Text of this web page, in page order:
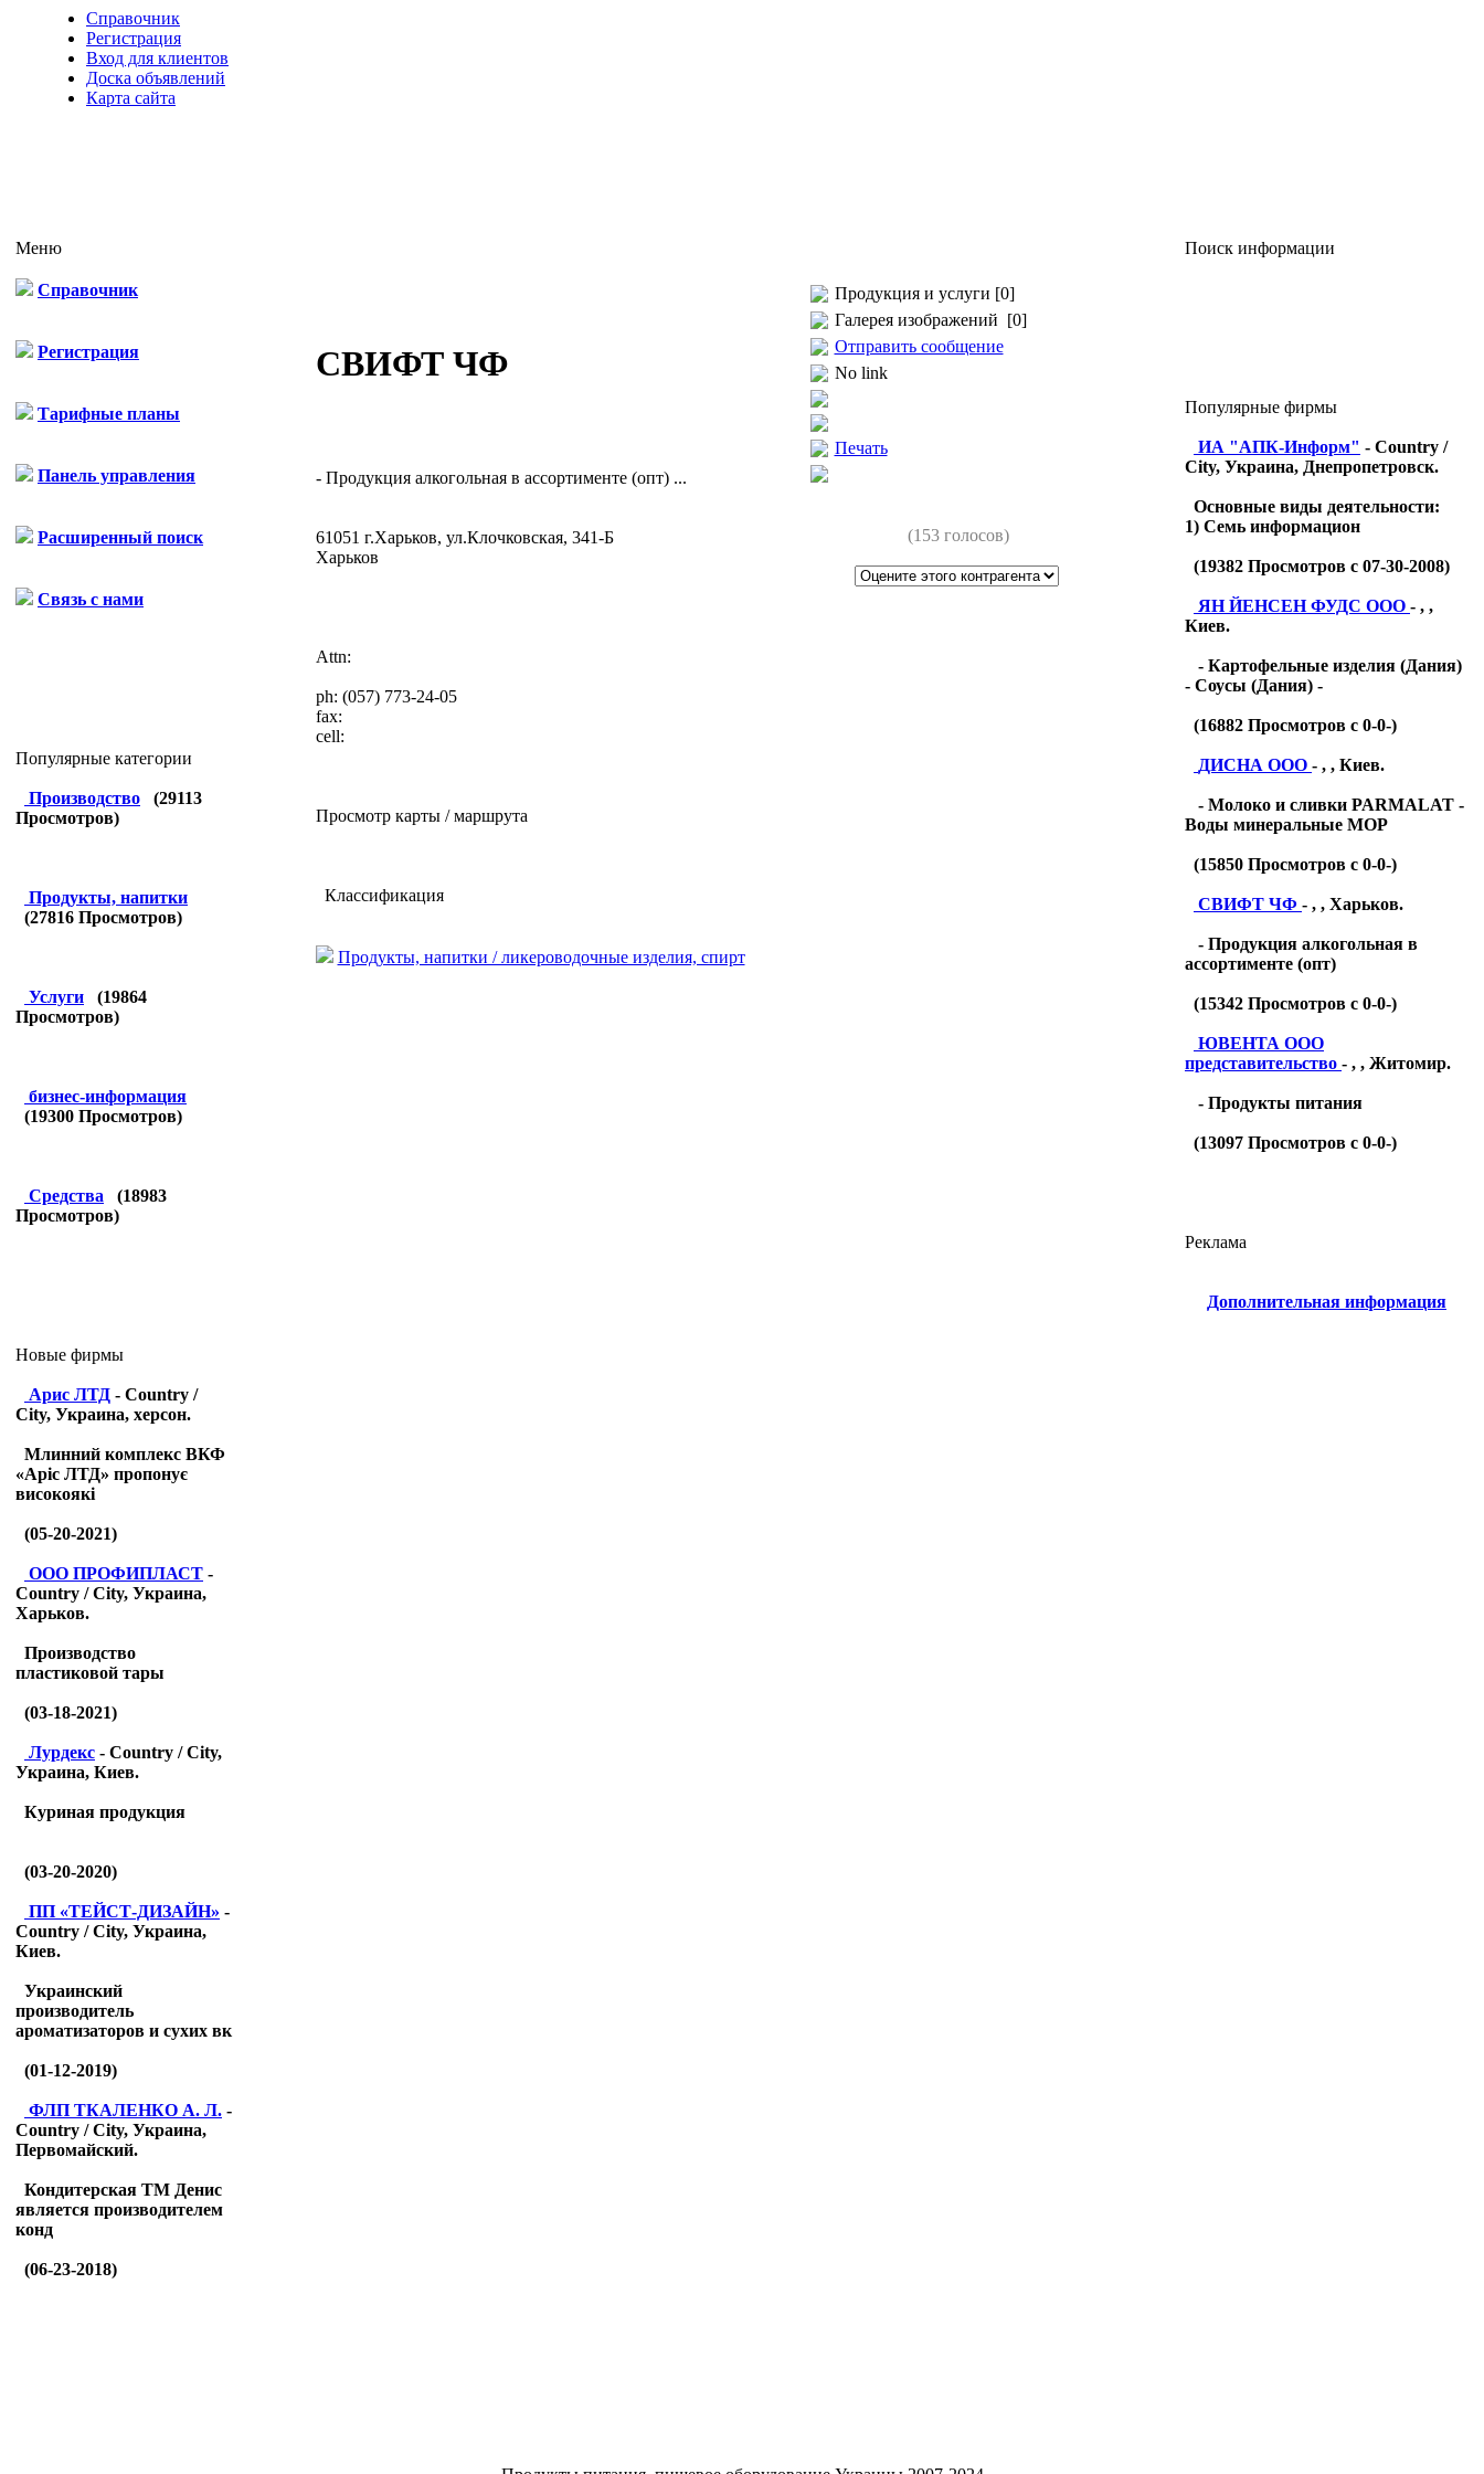
Справочник
Регистрация
Вход для клиентов
Доска объявлений
Карта сайта
Меню
Справочник
Регистрация
Тарифные планы
Панель управления
Расширенный поиск
Связь с нами
Популярные категории
Производство (29113
Просмотров)
Продукты, напитки
(27816 Просмотров)
Услуги (19864
Просмотров)
бизнес-информация
(19300 Просмотров)
Средства (18983
Просмотров)
Новые фирмы
Арис ЛТД - Country /
City, Украина, херсон.
Млинний комплекс ВКФ
«Аріс ЛТД» пропонує
високоякі
(05-20-2021)
ООО ПРОФИПЛАСТ -
Country / City, Украина,
Харьков.
Производство
пластиковой тары
(03-18-2021)
Лурдекс - Country / City,
Украина, Киев.
Куриная продукция
(03-20-2020)
ПП «ТЕЙСТ-ДИЗАЙН» -
Country / City, Украина,
Киев.
Украинский
производитель
ароматизаторов и сухих вк
(01-12-2019)
ФЛП ТКАЛЕНКО А. Л. -
Country / City, Украина,
Первомайский.
Кондитерская ТМ Денис
является производителем
конд
(06-23-2018)
СВИФТ ЧФ
- Продукция алкогольная в ассортименте (опт) ...
61051 г.Харьков, ул.Клочковская, 341-Б
Харьков
Attn:
ph: (057) 773-24-05
fax:
cell:
Просмотр карты / маршрута
Классификация
Продукты, напитки / ликероводочные изделия, спирт
Продукция и услуги [0]
Галерея изображений [0]
Отправить сообщение
No link
Печать
(153 голосов)
Поиск информации
Популярные фирмы
ИА "АПК-Информ" - Country /
City, Украина, Днепропетровск.
Основные виды деятельности:
1) Семь информацион
(19382 Просмотров с 07-30-2008)
ЯН ЙЕНСЕН ФУДС ООО - , ,
Киев.
- Картофельные изделия (Дания)
- Соусы (Дания) -
(16882 Просмотров с 0-0-)
ДИСНА ООО - , , Киев.
- Молоко и сливки PARMALAT -
Воды минеральные МОР
(15850 Просмотров с 0-0-)
СВИФТ ЧФ - , , Харьков.
- Продукция алкогольная в
ассортименте (опт)
(15342 Просмотров с 0-0-)
ЮВЕНТА ООО
представительство - , , Житомир.
- Продукты питания
(13097 Просмотров с 0-0-)
Реклама
Дополнительная информация